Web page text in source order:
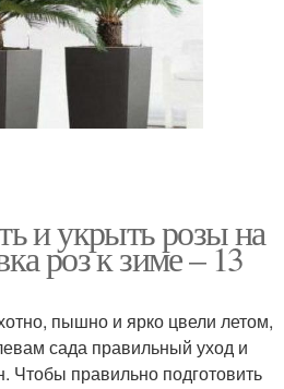
и укрыть розы на
роз к зиме – 13
пышно и ярко цвели летом,
сада правильный уход и
Чтобы правильно подготовить